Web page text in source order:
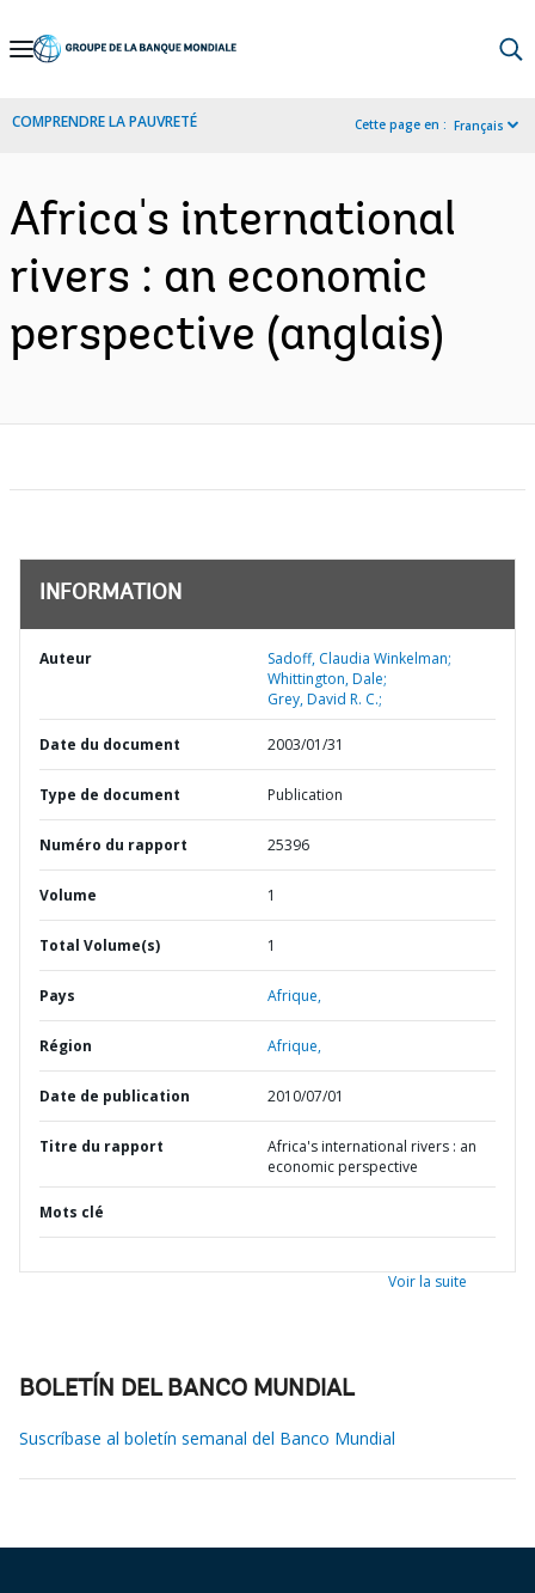
Skip
Navigation
COMPRENDRE LA PAUVRETÉ Cette page en : Français
Africa's international
rivers : an economic
perspective (anglais)
INFORMATION
Auteur
Sadoff, Claudia Winkelman;
Whittington, Dale;
Grey, David R. C.;
Date du document 2003/01/31
Type de document Publication
Numéro du rapport 25396
Volume 1
Total Volume(s) 1
Pays Afrique,
Région Afrique,
Date de publication 2010/07/01
Titre du rapport
Africa's international rivers : an
economic perspective
Mots clé
Voir la suite
BOLETÍN DEL BANCO MUNDIAL
Suscríbase al boletín semanal del Banco Mundial